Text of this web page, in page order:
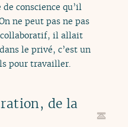
conscience qu’il
ne peut pas ne pas
collaboratif, il allait
le privé, c’est un
pour travailler.
de la